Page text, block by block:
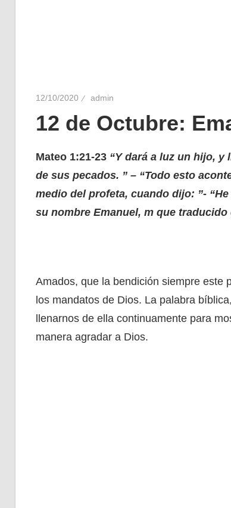
12/10/2020 admin
12 de Octubre:
Mateo 1:21-23 “Y dará a luz un hijo, y
de sus pecados. ” – “Todo esto
medio del profeta, cuando dijo: ”-
su nombre Emanuel, m que
Amados, que la bendición siempre este
los mandatos de Dios. La palabra
llenarnos de ella continuamente para
manera agradar a Dios.